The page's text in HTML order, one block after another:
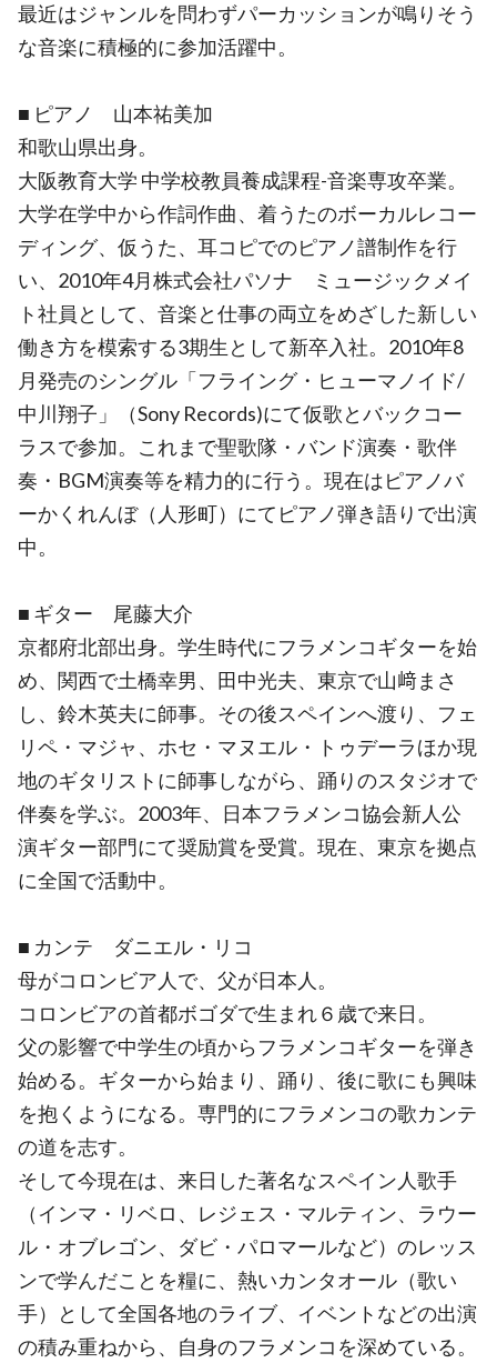
最近はジャンルを問わずパーカッションが鳴りそう
な音楽に積極的に参加活躍中。
■ ピアノ 山本祐美加
和歌山県出身。
大阪教育大学 中学校教員養成課程-音楽専攻卒業。
大学在学中から作詞作曲、着うたのボーカルレコー
ディング、仮うた、耳コピでのピアノ譜制作を行
い、2010年4月株式会社パソナ ミュージックメイ
ト社員として、音楽と仕事の両立をめざした新しい
働き方を模索する3期生として新卒入社。2010年8
月発売のシングル「フライング・ヒューマノイド/
中川翔子」（Sony Records)にて仮歌とバックコー
ラスで参加。これまで聖歌隊・バンド演奏・歌伴
奏・BGM演奏等を精力的に行う。現在はピアノバ
ーかくれんぼ（人形町）にてピアノ弾き語りで出演
中。
■ ギター 尾藤大介
京都府北部出身。学生時代にフラメンコギターを始
め、関西で土橋幸男、田中光夫、東京で山﨑まさ
し、鈴木英夫に師事。その後スペインへ渡り、フェ
リペ・マジャ、ホセ・マヌエル・トゥデーラほか現
地のギタリストに師事しながら、踊りのスタジオで
伴奏を学ぶ。2003年、日本フラメンコ協会新人公
演ギター部門にて奨励賞を受賞。現在、東京を拠点
に全国で活動中。
■ カンテ ダニエル・リコ
母がコロンビア人で、父が日本人。
コロンビアの首都ボゴダで生まれ６歳で来日。
父の影響で中学生の頃からフラメンコギターを弾き
始める。ギターから始まり、踊り、後に歌にも興味
を抱くようになる。専門的にフラメンコの歌カンテ
の道を志す。
そして今現在は、来日した著名なスペイン人歌手
（インマ・リベロ、レジェス・マルティン、ラウー
ル・オブレゴン、ダビ・パロマールなど）のレッス
ンで学んだことを糧に、熱いカンタオール（歌い
手）として全国各地のライブ、イベントなどの出演
の積み重ねから、自身のフラメンコを深めている。